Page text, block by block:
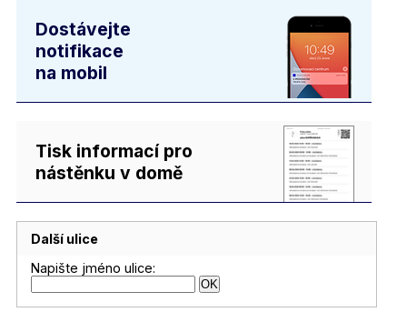
Dostávejte
notifikace
na mobil
Tisk informací pro
nástěnku v domě
Další ulice
Napište jméno ulice: